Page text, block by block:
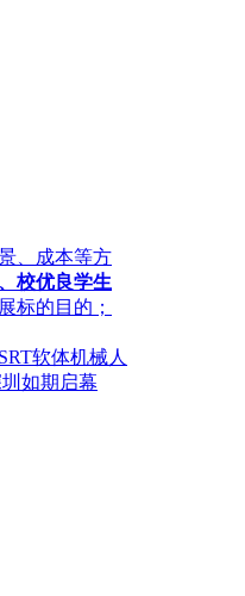
、成本等方
校优良学生
标的目的；
软体机械人
如期启幕